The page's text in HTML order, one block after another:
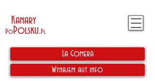
Kanary
PoPolsku.Pl
La Gomera
Wynajem aut info